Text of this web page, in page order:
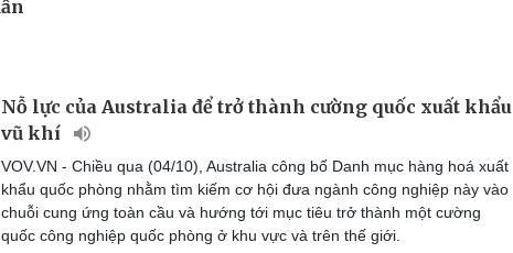
Nỗ lực của Australia để trở thành cường quốc xuất khẩu
vũ khí
VOV.VN - Chiều qua (04/10), Australia công bố Danh mục hàng hoá xuất
khẩu quốc phòng nhằm tìm kiếm cơ hội đưa ngành công nghiệp này vào
chuỗi cung ứng toàn cầu và hướng tới mục tiêu trở thành một cường
quốc công nghiệp quốc phòng ở khu vực và trên thế giới.